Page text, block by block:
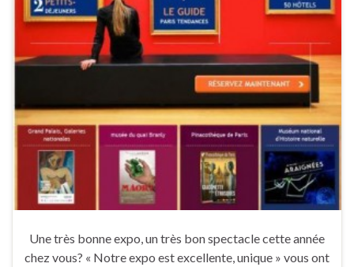
Une très bonne expo, un très bon spectacle cette année
chez vous? « Notre expo est excellente, unique » vous ont